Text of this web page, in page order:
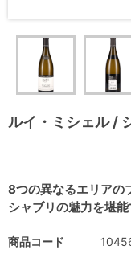
ルイ・ミシェル /
8つの異なるエリアの
シャブリの魅力を堪能
商品コード